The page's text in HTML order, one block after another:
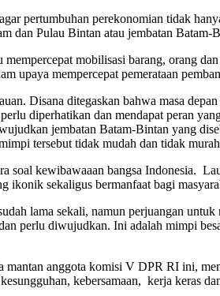
pertumbuhan perekonomian tidak
dan Pulau Bintan atau jembatan Batam-
mobilisasi barang, orang
upaya mempercepat pemerataan
Disana ditegaskan bahwa masa
diperhatikan dan mendapat peran
jembatan Batam-Bintan yang
tersebut tidak mudah dan tidak
soal kewibawaaan bangsa Indonesia.
sekaligus bermanfaat bagi
lama sekali, namun perjuangan
perlu diwujudkan. Ini adalah mimpi
anggota komisi V DPR RI ini,
kebersamaan, kerja keras